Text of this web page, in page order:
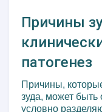
Причины
патогенез
Причины,
зуда, может быть
условно